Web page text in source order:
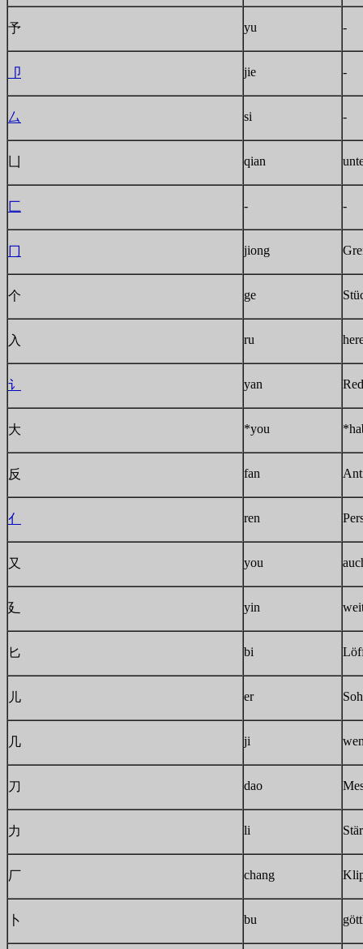
予 yu -
卩 jie -
厶 si -
qian
匚 - -
冂 jiong
个 ge
入 ru
讠 yan
大 *you
反 fan
亻 ren
又 you
廴 yin
匕 bi
儿 er
几 ji
刀 dao
力 li
厂 chang
卜 bu